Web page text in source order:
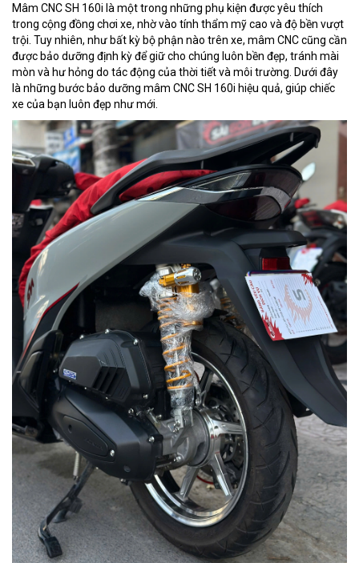
Mâm CNC SH 160i là một trong những phụ kiện được yêu thích
trong cộng đồng chơi xe, nhờ vào tính thẩm mỹ cao và độ bền vượt
trội. Tuy nhiên, như bất kỳ bộ phận nào trên xe, mâm CNC cũng cần
được bảo dưỡng định kỳ để giữ cho chúng luôn bền đẹp, tránh mài
mòn và hư hỏng do tác động của thời tiết và môi trường. Dưới đây
là những bước bảo dưỡng mâm CNC SH 160i hiệu quả, giúp chiếc
xe của bạn luôn đẹp như mới.